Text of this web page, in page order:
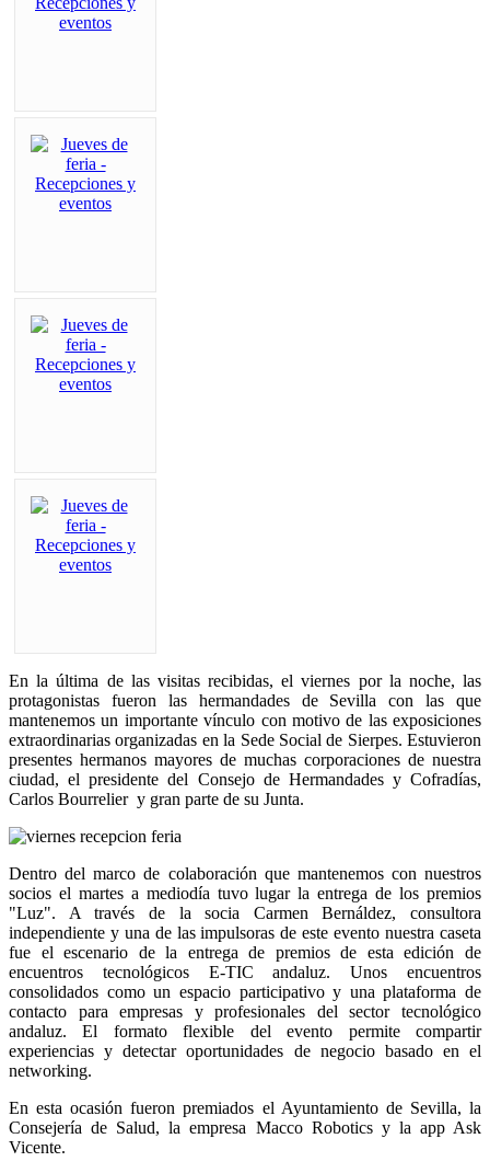
En la última de las visitas recibidas, el viernes por la noche, las
protagonistas fueron las hermandades de Sevilla con las que
mantenemos un importante vínculo con motivo de las exposiciones
extraordinarias organizadas en la Sede Social de Sierpes. Estuvieron
presentes hermanos mayores de muchas corporaciones de nuestra
ciudad, el presidente del Consejo de Hermandades y Cofradías,
Carlos Bourrelier y gran parte de su Junta.
Dentro del marco de colaboración que mantenemos con nuestros
socios el martes a mediodía tuvo lugar la entrega de los premios
"Luz". A través de la socia Carmen Bernáldez, consultora
independiente y una de las impulsoras de este evento nuestra caseta
fue el escenario de la entrega de premios de esta edición de
encuentros tecnológicos E-TIC andaluz. Unos encuentros
consolidados como un espacio participativo y una plataforma de
contacto para empresas y profesionales del sector tecnológico
andaluz. El formato flexible del evento permite compartir
experiencias y detectar oportunidades de negocio basado en el
networking.
En esta ocasión fueron premiados el Ayuntamiento de Sevilla, la
Consejería de Salud, la empresa Macco Robotics y la app Ask
Vicente.